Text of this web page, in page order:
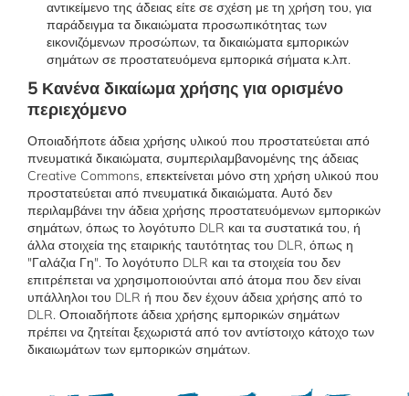
αντικείμενο της άδειας είτε σε σχέση με τη χρήση του, για
παράδειγμα τα δικαιώματα προσωπικότητας των
εικονιζόμενων προσώπων, τα δικαιώματα εμπορικών
σημάτων σε προστατευόμενα εμπορικά σήματα κ.λπ.
5 Κανένα δικαίωμα χρήσης για ορισμένο
περιεχόμενο
Οποιαδήποτε άδεια χρήσης υλικού που προστατεύεται από
πνευματικά δικαιώματα, συμπεριλαμβανομένης της άδειας
Creative Commons, επεκτείνεται μόνο στη χρήση υλικού που
προστατεύεται από πνευματικά δικαιώματα. Αυτό δεν
περιλαμβάνει την άδεια χρήσης προστατευόμενων εμπορικών
σημάτων, όπως το λογότυπο DLR και τα συστατικά του, ή
άλλα στοιχεία της εταιρικής ταυτότητας του DLR, όπως η
"Γαλάζια Γη". Το λογότυπο DLR και τα στοιχεία του δεν
επιτρέπεται να χρησιμοποιούνται από άτομα που δεν είναι
υπάλληλοι του DLR ή που δεν έχουν άδεια χρήσης από το
DLR. Οποιαδήποτε άδεια χρήσης εμπορικών σημάτων
πρέπει να ζητείται ξεχωριστά από τον αντίστοιχο κάτοχο των
δικαιωμάτων των εμπορικών σημάτων.